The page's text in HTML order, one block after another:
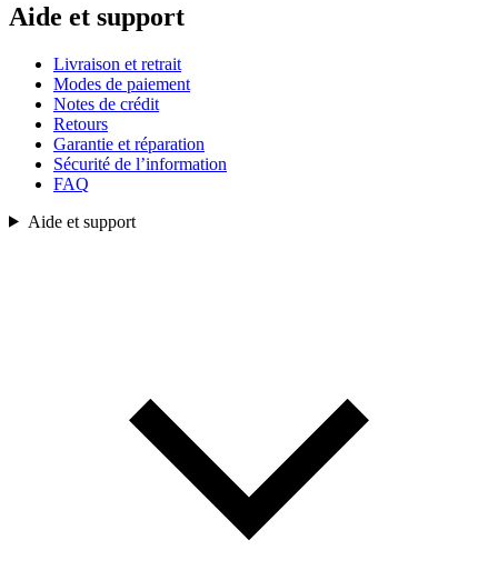
Aide et support
Livraison et retrait
Modes de paiement
Notes de crédit
Retours
Garantie et réparation
Sécurité de l’information
FAQ
Aide et support